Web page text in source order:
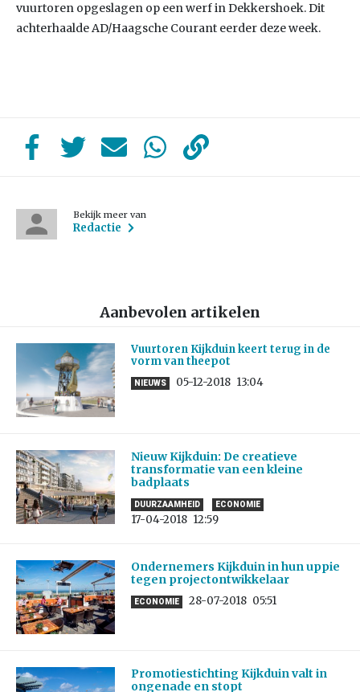
vuurtoren opgeslagen op een werf in Dekkershoek. Dit
achterhaalde AD/Haagsche Courant eerder deze week.
Bekijk meer van
Redactie
Aanbevolen artikelen
Vuurtoren Kijkduin keert terug in de
vorm van theepot
NIEUWS 05-12-2018 13:04
Nieuw Kijkduin: De creatieve
transformatie van een kleine
badplaats
DUURZAAMHEID ECONOMIE
17-04-2018 12:59
Ondernemers Kijkduin in hun uppie
tegen projectontwikkelaar
ECONOMIE 28-07-2018 05:51
Promotiestichting Kijkduin valt in
ongenade en stopt